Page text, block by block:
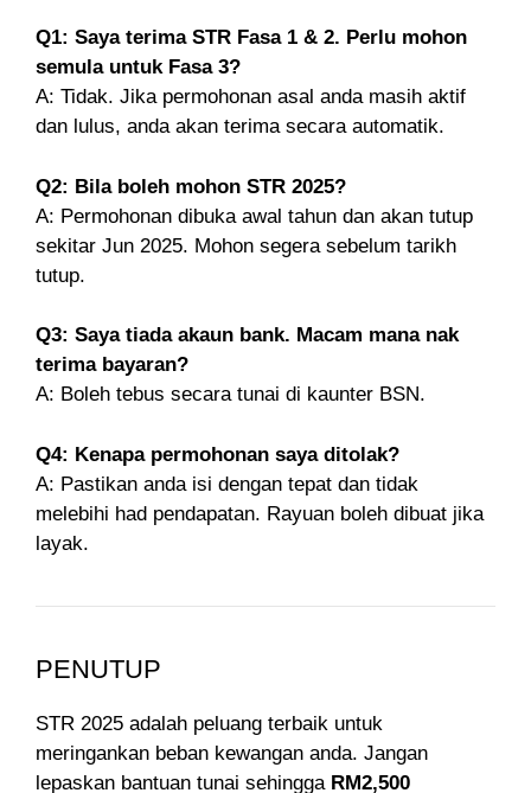
Q1: Saya terima STR Fasa 1 & 2. Perlu mohon
semula untuk Fasa 3?
A: Tidak. Jika permohonan asal anda masih aktif
dan lulus, anda akan terima secara automatik.
Q2: Bila boleh mohon STR 2025?
A: Permohonan dibuka awal tahun dan akan tutup
sekitar Jun 2025. Mohon segera sebelum tarikh
tutup.
Q3: Saya tiada akaun bank. Macam mana nak
terima bayaran?
A: Boleh tebus secara tunai di kaunter BSN.
Q4: Kenapa permohonan saya ditolak?
A: Pastikan anda isi dengan tepat dan tidak
melebihi had pendapatan. Rayuan boleh dibuat jika
layak.
PENUTUP
STR 2025 adalah peluang terbaik untuk
meringankan beban kewangan anda. Jangan
lepaskan bantuan tunai sehingga RM2,500